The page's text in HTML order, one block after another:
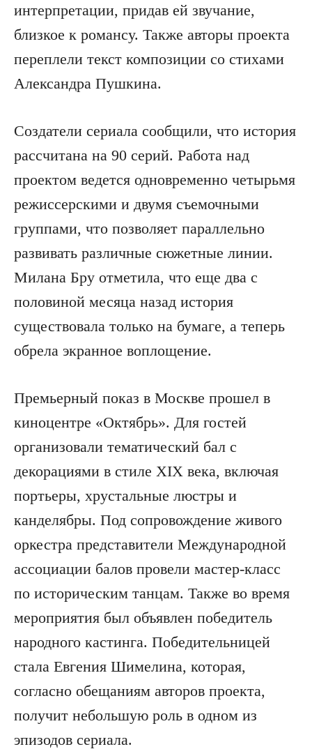
интерпретации, придав ей звучание,
близкое к романсу. Также авторы проекта
переплели текст композиции со стихами
Александра Пушкина.
Создатели сериала сообщили, что история
рассчитана на 90 серий. Работа над
проектом ведется одновременно четырьмя
режиссерскими и двумя съемочными
группами, что позволяет параллельно
развивать различные сюжетные линии.
Милана Бру отметила, что еще два с
половиной месяца назад история
существовала только на бумаге, а теперь
обрела экранное воплощение.
Премьерный показ в Москве прошел в
киноцентре «Октябрь». Для гостей
организовали тематический бал с
декорациями в стиле XIX века, включая
портьеры, хрустальные люстры и
канделябры. Под сопровождение живого
оркестра представители Международной
ассоциации балов провели мастер-класс
по историческим танцам. Также во время
мероприятия был объявлен победитель
народного кастинга. Победительницей
стала Евгения Шимелина, которая,
согласно обещаниям авторов проекта,
получит небольшую роль в одном из
эпизодов сериала.